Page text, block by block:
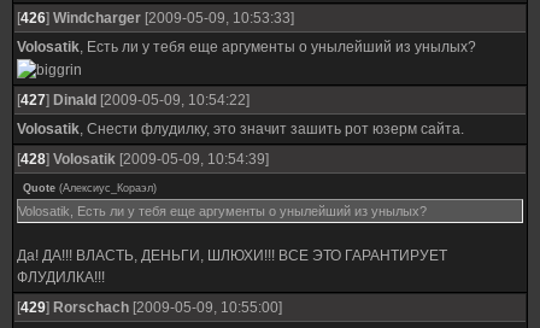
[426] Windcharger [2009-05-09, 10:53:33]
Volosatik, Есть ли у тебя еще аргументы о унылейший из унылых?
[427] Dinald [2009-05-09, 10:54:22]
Volosatik, Снести флудилку, это значит зашить рот юзерм сайта.
[428] Volosatik [2009-05-09, 10:54:39]
Quote (Алексиус_Кораэл)
Volosatik, Есть ли у тебя еще аргументы о унылейший из унылых?
Да! ДА!!! ВЛАСТЬ, ДЕНЬГИ, ШЛЮХИ!!! ВСЕ ЭТО ГАРАНТИРУЕТ
ФЛУДИЛКА!!!
[429] Rorschach [2009-05-09, 10:55:00]